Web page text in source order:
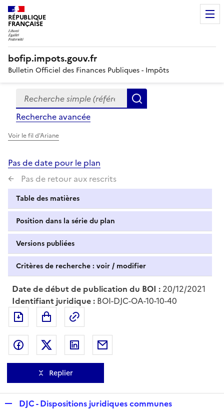
RÉPUBLIQUE
FRANÇAISE
bofip.impots.gouv.fr
Bulletin Officiel des Finances Publiques - Impôts
Formulaire
de
recherche
Recherche simple (références, mots clés, partie du
Recherche avancée
Voir le fil d'Ariane
Pas de date pour le plan
Pas de retour aux rescrits
Table des matières
Position dans la série du plan
Versions publiées
Critères de recherche : voir / modifier
Date de début de publication du BOI : 20/12/2021
Identifiant juridique : BOI-DJC-OA-10-10-40
Exporter le document au format pdf
Partager sur Facebook
Partager sur Twitter
Partager sur LinkedIn
Replier
DJC - Dispositions juridiques communes